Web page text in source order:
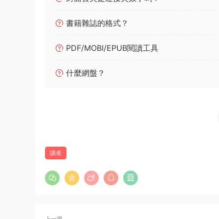
書籍雜誌的格式？
PDF/MOBI/EPUB閱讀工具
什麼網盤？
讀者